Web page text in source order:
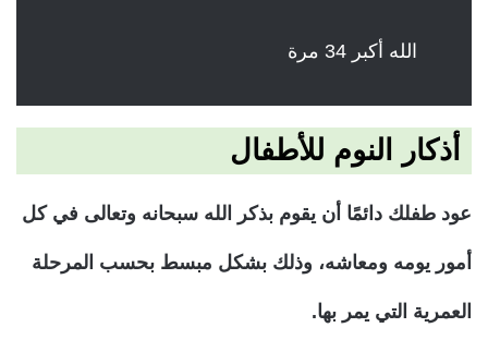
الله أكبر 34 مرة
أذكار النوم للأطفال
عود طفلك دائمًا أن يقوم بذكر الله سبحانه وتعالى في كل
أمور يومه ومعاشه، وذلك بشكل مبسط بحسب المرحلة
العمرية التي يمر بها.